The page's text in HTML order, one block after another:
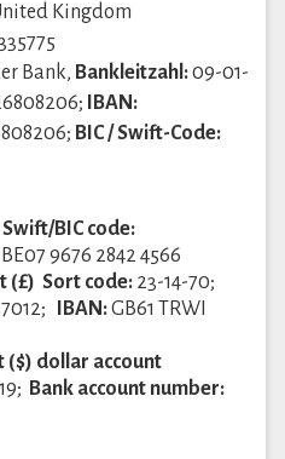
Kingdom
Bank, Bankleitzahl:09-01-
IBAN:
BIC / Swift-Code:
BIC code:
BE07 9676 2842 4566
(£) Sort code: 23-14-70;
IBAN:GB61 TRWI
($) dollar account
Bank account number: